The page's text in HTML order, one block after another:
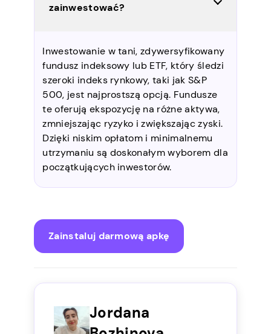
zainwestować?
Inwestowanie w tani, zdywersyfikowany
fundusz indeksowy lub ETF, który śledzi
szeroki indeks rynkowy, taki jak S&P
500, jest najprostszą opcją. Fundusze
te oferują ekspozycję na różne aktywa,
zmniejszając ryzyko i zwiększając zyski.
Dzięki niskim opłatom i minimalnemu
utrzymaniu są doskonałym wyborem dla
początkujących inwestorów.
Zainstaluj darmową apkę
Jordana